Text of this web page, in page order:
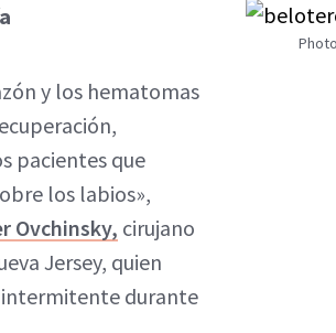
y los hematomas
pacientes que
los labios»,
Ovchinsky, cirujano
Jersey, quien
durante